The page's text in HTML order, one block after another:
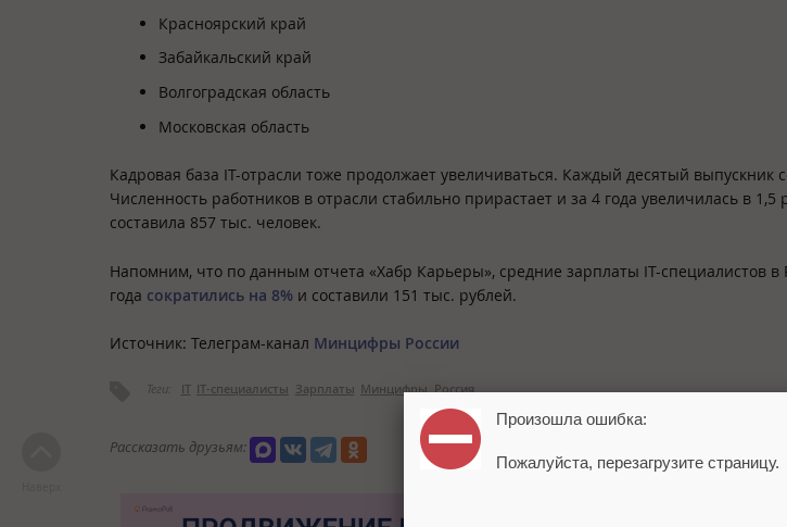
Красноярский край
Забайкальский край
Волгоградская область
Московская область
Кадровая база IT-отрасли тоже продолжает увеличиваться. Каждый десятый выпускник
Численность работников в отрасли стабильно прирастает и за 4 года увеличилась в 1,5
составила 857 тыс. человек.
Напомним, что по данным отчета «Хабр Карьеры», средние зарплаты IT-специалистов в
года сократились на 8% и составили 151 тыс. рублей.
Источник: Телеграм-канал Минцифры России
Теги: IT IT-специалисты Зарплаты Минцифры Россия
Рассказать друзьям:
Произошла ошибка:
Пожалуйста, перезагрузите страницу.